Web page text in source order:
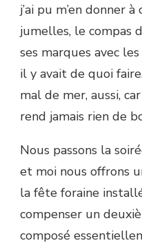
j’ai pu m’en donner
jumelles, le compas
ses marques avec
il y avait de quoi
mal de mer, aussi,
rend jamais rien de
Nous passons la
et moi nous offrons
la fête foraine
compenser un
composé